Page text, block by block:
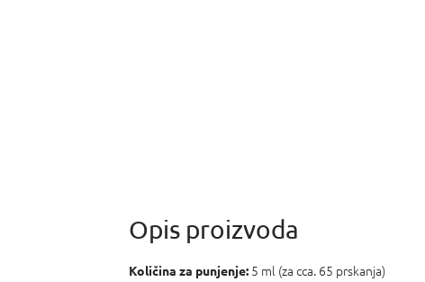
Količina za punjenje: 5 ml (za cca. 65 prskanja)